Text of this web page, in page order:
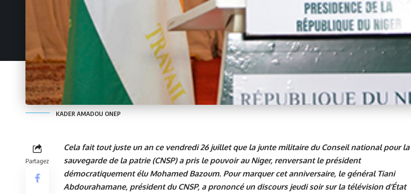
KADER AMADOU ONEP
Partagez
Cela fait tout juste un an ce vendredi 26 juillet que la junte militaire du Conseil national pour la
sauvegarde de la patrie (CNSP) a pris le pouvoir au Niger, renversant le président
démocratiquement élu Mohamed Bazoum. Pour marquer cet anniversaire, le général Tiani
Abdourahamane, président du CNSP, a prononcé un discours jeudi soir sur la télévision d’État